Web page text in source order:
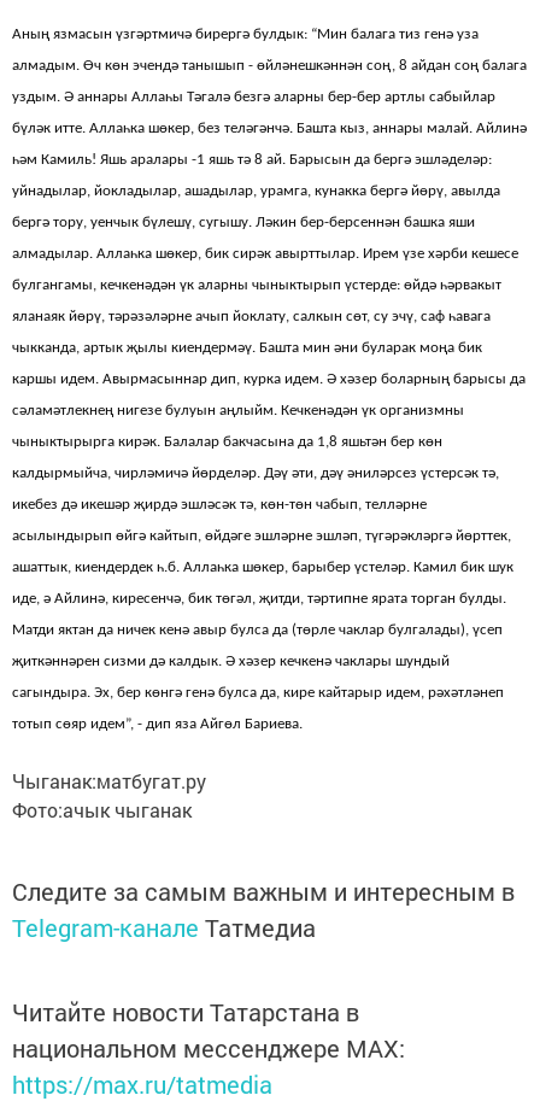
Аның язмасын үзгәртмичә бирергә булдык: “Мин балага тиз генә уза
алмадым. Өч көн эчендә танышып - өйләнешкәннән соң, 8 айдан соң балага
уздым. Ә аннары Аллаһы Тәгалә безгә аларны бер-бер артлы сабыйлар
бүләк итте. Аллаһка шөкер, без теләгәнчә. Башта кыз, аннары малай. Айлинә
һәм Камиль! Яшь аралары -1 яшь тә 8 ай. Барысын да бергә эшләделәр:
уйнадылар, йокладылар, ашадылар, урамга, кунакка бергә йөрү, авылда
бергә тору, уенчык бүлешү, сугышу. Ләкин бер-берсеннән башка яши
алмадылар. Аллаһка шөкер, бик сирәк авырттылар. Ирем үзе хәрби кешесе
булгангамы, кечкенәдән үк аларны чыныктырып үстерде: өйдә һәрвакыт
яланаяк йөрү, тәрәзәләрне ачып йоклату, салкын сөт, су эчү, саф һавага
чыкканда, артык җылы киендермәү. Башта мин әни буларак моңа бик
каршы идем. Авырмасыннар дип, курка идем. Ә хәзер боларның барысы да
сәламәтлекнең нигезе булуын аңлыйм. Кечкенәдән үк организмны
чыныктырырга кирәк. Балалар бакчасына да 1,8 яшьтән бер көн
калдырмыйча, чирләмичә йөрделәр. Дәү әти, дәү әниләрсез үстерсәк тә,
икебез дә икешәр җирдә эшләсәк тә, көн-төн чабып, телләрне
асылындырып өйгә кайтып, өйдәге эшләрне эшләп, түгәрәкләргә йөрттек,
ашаттык, киендердек һ.б. Аллаһка шөкер, барыбер үстеләр. Камил бик шук
иде, ә Айлинә, киресенчә, бик төгәл, җитди, тәртипне ярата торган булды.
Матди яктан да ничек кенә авыр булса да (төрле чаклар булгалады), үсеп
җиткәннәрен сизми дә калдык. Ә хәзер кечкенә чаклары шундый
сагындыра. Эх, бер көнгә генә булса да, кире кайтарыр идем, рәхәтләнеп
тотып сөяр идем”, - дип яза Айгөл Бариева.
Чыганак:матбугат.ру
Фото:ачык чыганак
Следите за самым важным и интересным в
Telegram-канале Татмедиа
Читайте новости Татарстана в
национальном мессенджере MАХ:
https://max.ru/tatmedia